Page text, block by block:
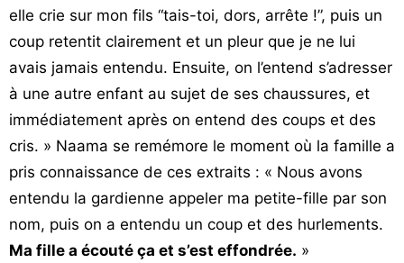
elle crie sur mon fils “tais-toi, dors, arrête !”, puis un
coup retentit clairement et un pleur que je ne lui
avais jamais entendu. Ensuite, on l’entend s’adresser
à une autre enfant au sujet de ses chaussures, et
immédiatement après on entend des coups et des
cris. » Naama se remémore le moment où la famille a
pris connaissance de ces extraits : « Nous avons
entendu la gardienne appeler ma petite-fille par son
nom, puis on a entendu un coup et des hurlements.
Ma fille a écouté ça et s’est effondrée. »